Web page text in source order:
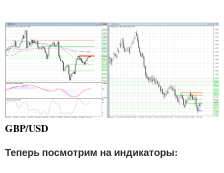
GBP/USD
Теперь посмотрим на индикаторы: